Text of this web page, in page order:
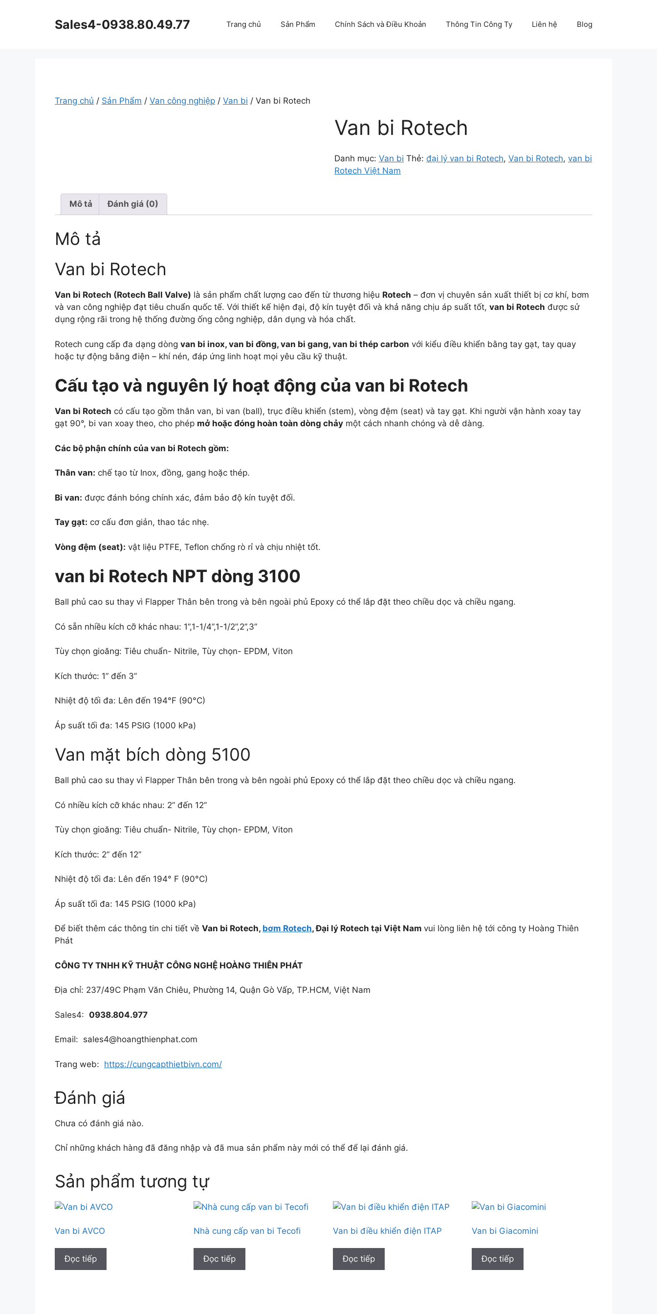
Sales4-0938.80.49.77 Trang chủ Sản Phẩm Chính Sách và Điều Khoản Thông Tin Công Ty Liên hệ Blog
Trang chủ / Sản Phẩm / Van công nghiệp / Van bi / Van bi Rotech
Van bi Rotech
Danh mục: Van bi Thẻ: đại lý van bi Rotech, Van bi Rotech, van bi
Rotech Việt Nam
Mô tả Đánh giá (0)
Mô tả
Van bi Rotech
Van bi Rotech (Rotech Ball Valve) là sản phẩm chất lượng cao đến từ thương hiệu Rotech – đơn vị chuyên sản xuất thiết bị cơ khí, bơm
và van công nghiệp đạt tiêu chuẩn quốc tế. Với thiết kế hiện đại, độ kín tuyệt đối và khả năng chịu áp suất tốt, van bi Rotech được sử
dụng rộng rãi trong hệ thống đường ống công nghiệp, dân dụng và hóa chất.
Rotech cung cấp đa dạng dòng van bi inox, van bi đồng, van bi gang, van bi thép carbon với kiểu điều khiển bằng tay gạt, tay quay
hoặc tự động bằng điện – khí nén, đáp ứng linh hoạt mọi yêu cầu kỹ thuật.
Cấu tạo và nguyên lý hoạt động của van bi Rotech
Van bi Rotech có cấu tạo gồm thân van, bi van (ball), trục điều khiển (stem), vòng đệm (seat) và tay gạt. Khi người vận hành xoay tay
gạt 90°, bi van xoay theo, cho phép mở hoặc đóng hoàn toàn dòng chảy một cách nhanh chóng và dễ dàng.
Các bộ phận chính của van bi Rotech gồm:
Thân van: chế tạo từ Inox, đồng, gang hoặc thép.
Bi van: được đánh bóng chính xác, đảm bảo độ kín tuyệt đối.
Tay gạt: cơ cấu đơn giản, thao tác nhẹ.
Vòng đệm (seat): vật liệu PTFE, Teflon chống rò rỉ và chịu nhiệt tốt.
van bi Rotech NPT dòng 3100
Ball phủ cao su thay vì Flapper Thân bên trong và bên ngoài phủ Epoxy có thể lắp đặt theo chiều dọc và chiều ngang.
Có sẵn nhiều kích cỡ khác nhau: 1”,1-1/4”,1-1/2”,2”,3”
Tùy chọn gioăng: Tiêu chuẩn- Nitrile, Tùy chọn- EPDM, Viton
Kích thước: 1” đến 3”
Nhiệt độ tối đa: Lên đến 194°F (90°C)
Áp suất tối đa: 145 PSIG (1000 kPa)
Van mặt bích dòng 5100
Ball phủ cao su thay vì Flapper Thân bên trong và bên ngoài phủ Epoxy có thể lắp đặt theo chiều dọc và chiều ngang.
Có nhiều kích cỡ khác nhau: 2” đến 12”
Tùy chọn gioăng: Tiêu chuẩn- Nitrile, Tùy chọn- EPDM, Viton
Kích thước: 2” đến 12”
Nhiệt độ tối đa: Lên đến 194° F (90°C)
Áp suất tối đa: 145 PSIG (1000 kPa)
Để biết thêm các thông tin chi tiết về Van bi Rotech, bơm Rotech, Đại lý Rotech tại Việt Nam vui lòng liên hệ tới công ty Hoàng Thiên
Phát
CÔNG TY TNHH KỸ THUẬT CÔNG NGHỆ HOÀNG THIÊN PHÁT
Địa chỉ: 237/49C Phạm Văn Chiêu, Phường 14, Quận Gò Vấp, TP.HCM, Việt Nam
Sales4: 0938.804.977
Email: sales4@hoangthienphat.com
Trang web: https://cungcapthietbivn.com/
Đánh giá
Chưa có đánh giá nào.
Chỉ những khách hàng đã đăng nhập và đã mua sản phẩm này mới có thể để lại đánh giá.
Sản phẩm tương tự
Van bi AVCO
Đọc tiếp
Nhà cung cấp van bi Tecofi
Đọc tiếp
Van bi điều khiển điện ITAP
Đọc tiếp
Van bi Giacomini
Đọc tiếp